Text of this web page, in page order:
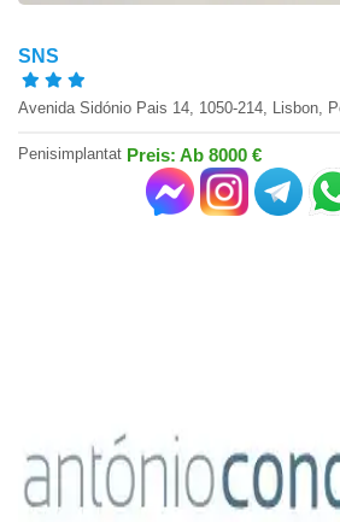
SNS
Avenida Sidónio Pais 14, 1050-214, Lisbon,
Penisimplantat Preis: Ab 8000 €